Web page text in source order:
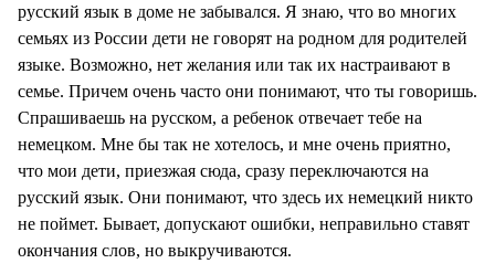
русский язык в доме не забывался. Я знаю, что во многих
семьях из России дети не говорят на родном для родителей
языке. Возможно, нет желания или так их настраивают в
семье. Причем очень часто они понимают, что ты говоришь.
Спрашиваешь на русском, а ребенок отвечает тебе на
немецком. Мне бы так не хотелось, и мне очень приятно,
что мои дети, приезжая сюда, сразу переключаются на
русский язык. Они понимают, что здесь их немецкий никто
не поймет. Бывает, допускают ошибки, неправильно ставят
окончания слов, но выкручиваются.